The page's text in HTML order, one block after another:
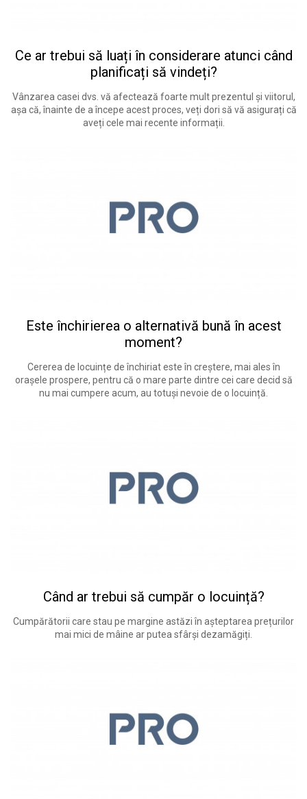
Ce ar trebui să luați în considerare atunci când
planificați să vindeți?
Vânzarea casei dvs. vă afectează foarte mult prezentul și viitorul,
așa că, înainte de a începe acest proces, veți dori să vă asigurați că
aveți cele mai recente informații.
Este închirierea o alternativă bună în acest
moment?
Cererea de locuințe de închiriat este în creștere, mai ales în
orașele prospere, pentru că o mare parte dintre cei care decid să
nu mai cumpere acum, au totuși nevoie de o locuință.
Când ar trebui să cumpăr o locuință?
Cumpărătorii care stau pe margine astăzi în așteptarea prețurilor
mai mici de mâine ar putea sfârși dezamăgiți.